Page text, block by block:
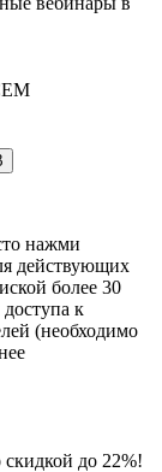
нажми
действующих
более 30
к
(необходимо
до 22%!